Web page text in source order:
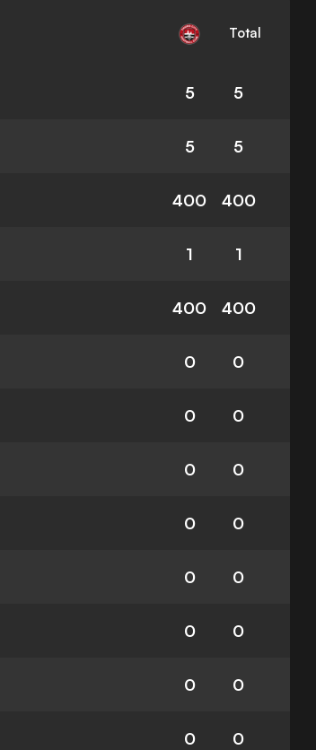
Total
5 5
5 5
400 400
1 1
400 400
0 0
0 0
0 0
0 0
0 0
0 0
0 0
0 0